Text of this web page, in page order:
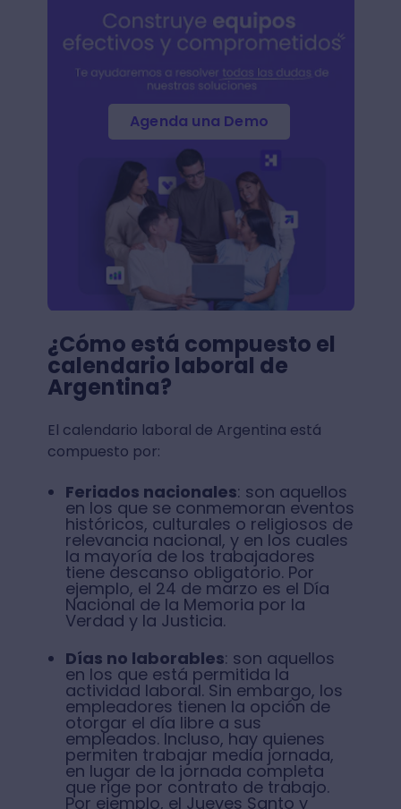
Agenda una Demo
¿Cómo está compuesto el
calendario laboral de
Argentina?
El calendario laboral de Argentina está
compuesto por:
Feriados nacionales: son aquellos
en los que se conmemoran eventos
históricos, culturales o religiosos de
relevancia nacional, y en los cuales
la mayoría de los trabajadores
tiene descanso obligatorio. Por
ejemplo, el 24 de marzo es el Día
Nacional de la Memoria por la
Verdad y la Justicia.
Días no laborables: son aquellos
en los que está permitida la
actividad laboral. Sin embargo, los
empleadores tienen la opción de
otorgar el día libre a sus
empleados. Incluso, hay quienes
permiten trabajar media jornada,
en lugar de la jornada completa
que rige por contrato de trabajo.
Por ejemplo, el Jueves Santo y